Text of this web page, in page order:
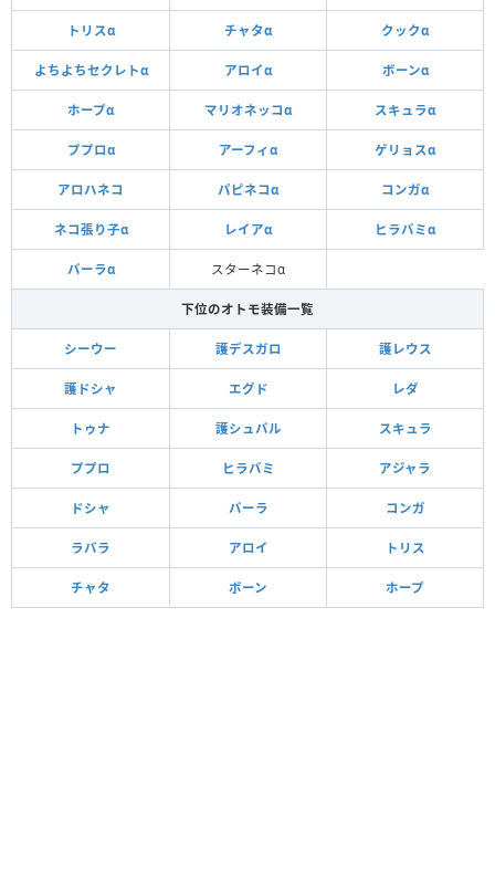
トリスα チャタα クックα
よちよちセクレトα アロイα ボーンα
ホープα マリオネッコα スキュラα
ププロα アーフィα ゲリョスα
アロハネコ パピネコα コンガα
ネコ張り子α レイアα ヒラバミα
バーラα スターネコα
下位のオトモ装備一覧
シーウー 護デスガロ 護レウス
護ドシャ エグド レダ
トゥナ 護シュバル スキュラ
ププロ ヒラバミ アジャラ
ドシャ バーラ コンガ
ラバラ アロイ トリス
チャタ ボーン ホープ